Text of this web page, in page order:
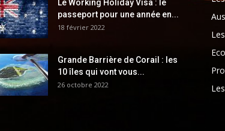
Le Working Holiday Visa : le
passeport pour une année en...
18 février 2022
Grande Barrière de Corail : les
10 îles qui vont vous...
26 octobre 2022